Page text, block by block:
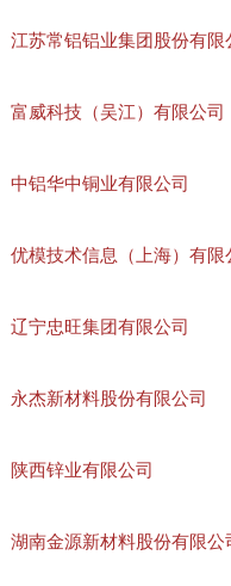
江苏常铝铝业集团股份有限
富威科技（吴江）有限公司
中铝华中铜业有限公司
优模技术信息（上海）有限
辽宁忠旺集团有限公司
永杰新材料股份有限公司
陕西锌业有限公司
湖南金源新材料股份有限公